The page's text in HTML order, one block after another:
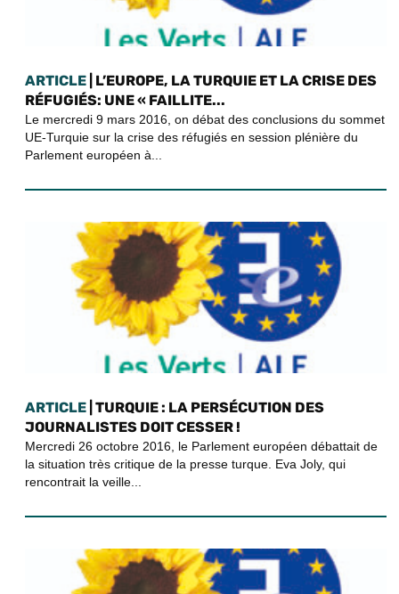
ARTICLE | L’EUROPE, LA TURQUIE ET LA CRISE DES
RÉFUGIÉS: UNE « FAILLITE...
Le mercredi 9 mars 2016, on débat des conclusions du sommet
UE-Turquie sur la crise des réfugiés en session plénière du
Parlement européen à...
ARTICLE | TURQUIE : LA PERSÉCUTION DES
JOURNALISTES DOIT CESSER !
Mercredi 26 octobre 2016, le Parlement européen débattait de
la situation très critique de la presse turque. Eva Joly, qui
rencontrait la veille...